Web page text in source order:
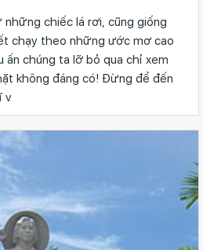
chiếc lá rơi, cũng giống
chạy theo những ước mơ cao
ấn chúng ta lỡ bỏ qua chỉ xem
không đáng có! Đừng để đến
v